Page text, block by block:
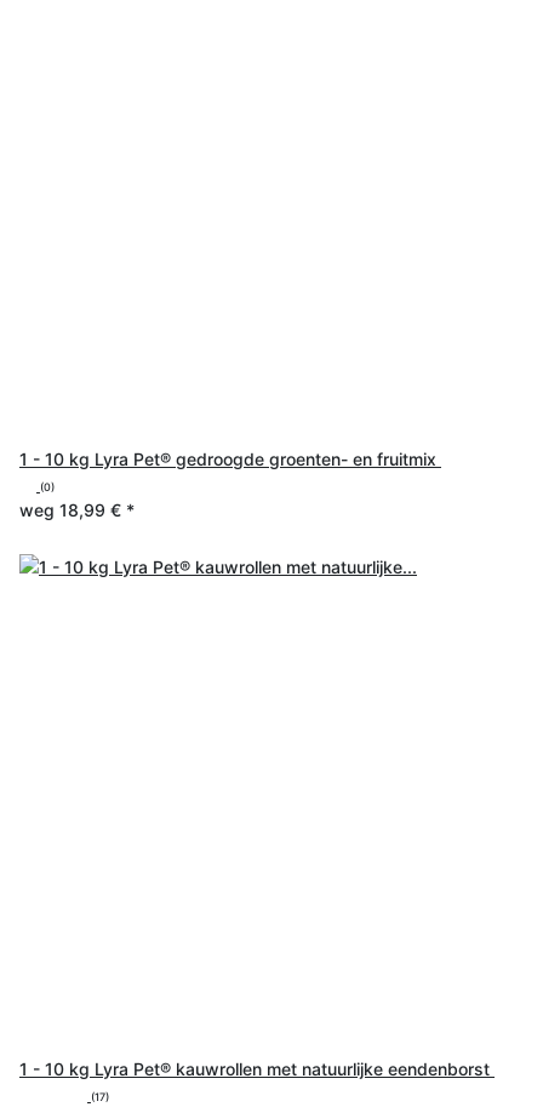
1 - 10 kg Lyra Pet® gedroogde groenten- en fruitmix
(0)
weg 18,99 € *
1 - 10 kg Lyra Pet® kauwrollen met natuurlijke eendenborst
(17)